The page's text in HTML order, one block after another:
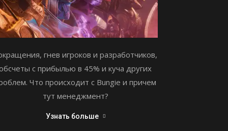
гнев игроков и разработчиков,
с прибылью в 45% и куча других
Что происходит с Bungie и причем
тут менеджмент?
Узнать больше